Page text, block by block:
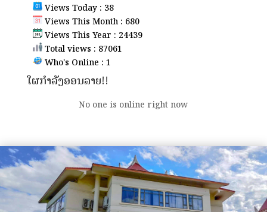
Views Today : 38
Views This Month : 680
Views This Year : 24439
Total views : 87061
Who's Online : 1
ໃຜກຳລັງອອນລາຍ!!
No one is online right now